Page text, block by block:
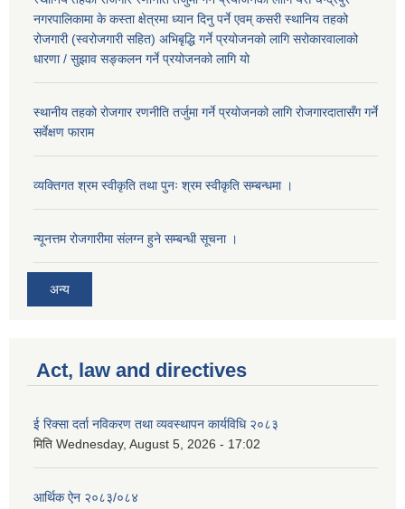
नगरपालिकामा के कस्ता क्षेत्रमा ध्यान दिनु पर्ने एवम् कसरी स्थानिय तहको
रोजगारी (स्वरोजगारी सहित) अभिबृद्धि गर्ने प्रयोजनको लागि सरोकारवालाको
धारणा / सुझाव सङ्कलन गर्ने प्रयोजनको लागि यो
स्थानीय तहको रोजगार रणनीति तर्जुमा गर्ने प्रयोजनको लागि रोजगारदातासँग गर्ने
सर्वेक्षण फाराम
व्यक्तिगत श्रम स्वीकृति तथा पुनः श्रम स्वीकृति सम्बन्धमा ।
न्यूनत्तम रोजगारीमा संलग्न हुने सम्बन्धी सूचना ।
अन्य
Act, law and directives
ई रिक्सा दर्ता नविकरण तथा व्यवस्थापन कार्यविधि २०८३
मिति Wednesday, August 5, 2026 - 17:02
आर्थिक ऐन २०८३/०८४